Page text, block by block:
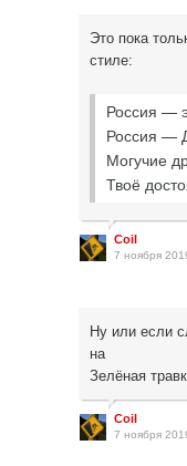
Это пока
стиле:
Россия —
Россия —
Могучие
Твоё
Coil
7 ноября
Ну или если
на
Зелёная
Coil
7 ноября